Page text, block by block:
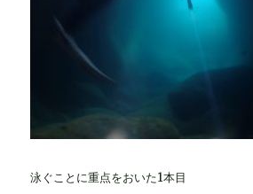
泳ぐことに重点をおいた1本目